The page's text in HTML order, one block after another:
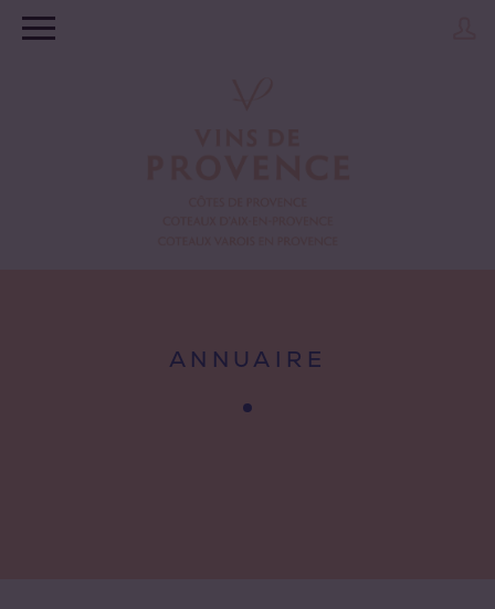
ANNUAIRE